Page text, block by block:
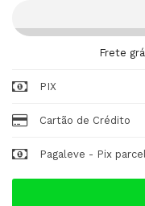
Frete
PIX
Cartão de Crédito
Pagaleve - Pix